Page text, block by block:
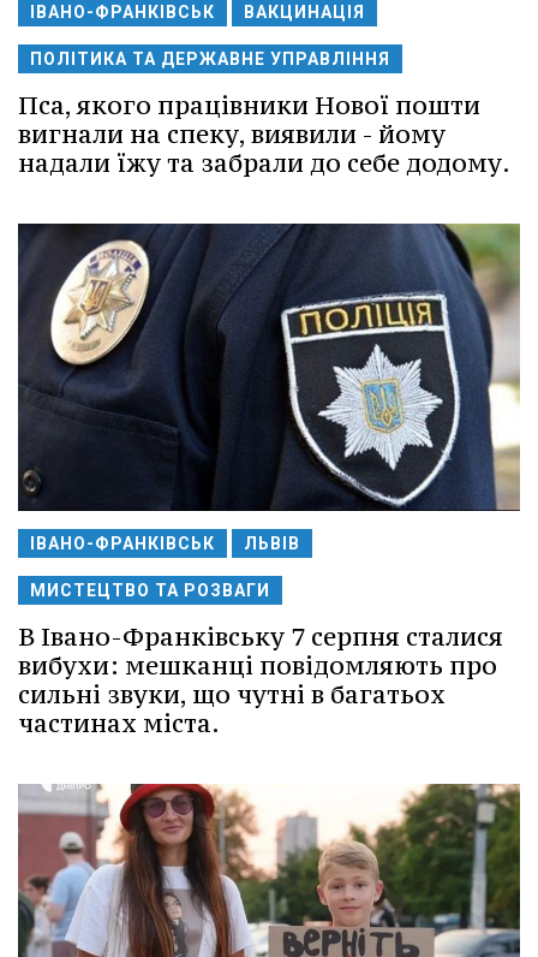
ІВАНО-ФРАНКІВСЬК ВАКЦИНАЦІЯ
ПОЛІТИКА ТА ДЕРЖАВНЕ УПРАВЛІННЯ
Пса, якого працівники Нової пошти
вигнали на спеку, виявили - йому
надали їжу та забрали до себе додому.
ІВАНО-ФРАНКІВСЬК ЛЬВІВ
МИСТЕЦТВО ТА РОЗВАГИ
В Івано-Франківську 7 серпня сталися
вибухи: мешканці повідомляють про
сильні звуки, що чутні в багатьох
частинах міста.